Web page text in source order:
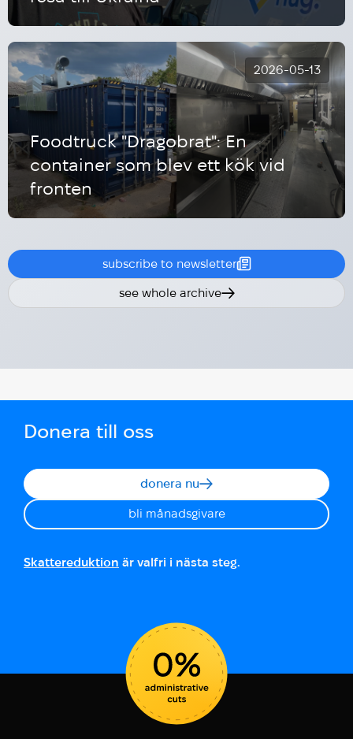
2026-05-13
Foodtruck "Dragobrat": En
container som blev ett kök vid
fronten
subscribe to newsletter
see whole archive
Donera till oss
donera nu
bli månadsgivare
Skattereduktion är valfri i nästa steg.